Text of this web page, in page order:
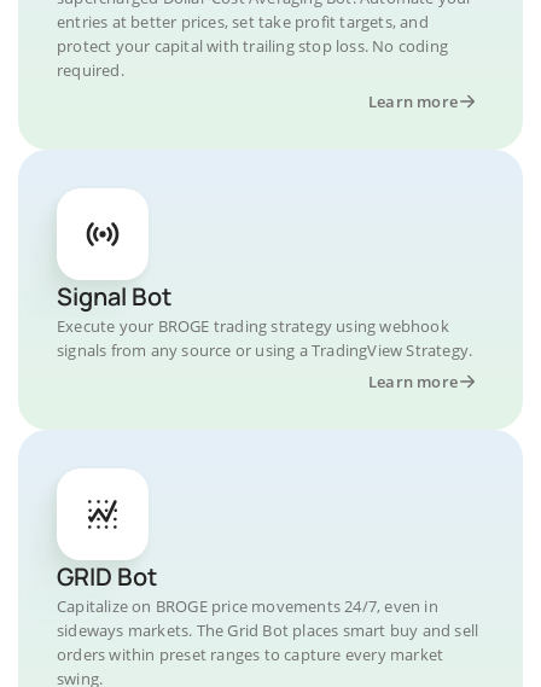
entries at better prices, set take profit targets, and
protect your capital with trailing stop loss. No coding
required.
Learn more
Signal Bot
Execute your BROGE trading strategy using webhook
signals from any source or using a TradingView Strategy.
Learn more
GRID Bot
Capitalize on BROGE price movements 24/7, even in
sideways markets. The Grid Bot places smart buy and sell
orders within preset ranges to capture every market
swing.